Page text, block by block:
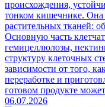
происхождения,
тонком кишечнике. Она
растительных тканей:
Основную часть
гемицеллюлозы,
структуру клеточных
зависимости от того,
переработке и
готовом продукте
06.07.2026